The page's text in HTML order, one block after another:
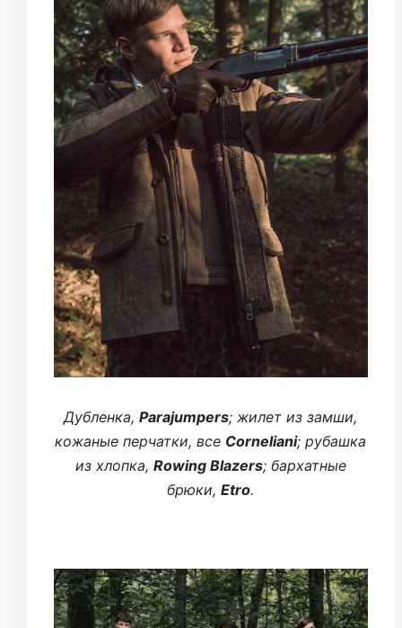
Дубленка,Parajumpers; жилет из замши,
кожаные перчатки, все Corneliani; рубашка
из хлопка, Rowing Blazers; бархатные
брюки,Etro.